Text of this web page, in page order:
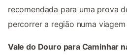
recomendada para uma prova
percorrer a região numa
Vale do Douro para Caminhar